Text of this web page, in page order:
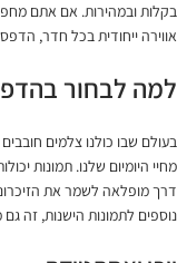
בקלות ובמהירות. אם אתם
אווירה ייחודית בכל חדר,
למה לבחור
בעולם שבו כולנו צלמים
מחיי היומיום שלנו. תמונות
דרך מופלאה לשמר את
נוספים לתמונות הישנות, זה